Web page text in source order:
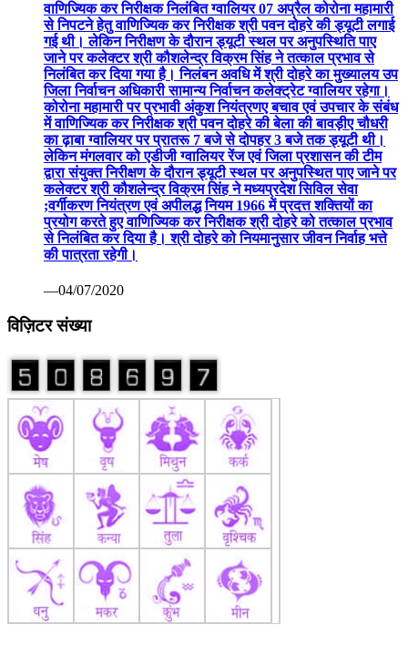
वाणिज्यिक कर निरीक्षक निलंबित ग्वालियर 07 अप्रैल कोरोना महामारी
से निपटने हेतु वाणिज्यिक कर निरीक्षक श्री पवन दोहरे की ड्यूटी लगाई
गई थी। लेकिन निरीक्षण के दौरान ड्यूटी स्थल पर अनुपस्थिति पाए
जाने पर कलेक्टर श्री कौशलेन्द्र विक्रम सिंह ने तत्काल प्रभाव से
निलंबित कर दिया गया है। निलंबन अवधि में श्री दोहरे का मुख्यालय उप
जिला निर्वाचन अधिकारी सामान्य निर्वाचन कलेक्ट्रेट ग्वालियर रहेगा।
कोरोना महामारी पर प्रभावी अंकुश नियंत्रणए बचाव एवं उपचार के संबंध
में वाणिज्यिक कर निरीक्षक श्री पवन दोहरे की बेला की बावड़ीए चौधरी
का ढ़ाबा ग्वालियर पर प्रातरू 7 बजे से दोपहर 3 बजे तक ड्यूटी थी।
लेकिन मंगलवार को एडीजी ग्वालियर रेंज एवं जिला प्रशासन की टीम
द्वारा संयुक्त निरीक्षण के दौरान ड्यूटी स्थल पर अनुपस्थित पाए जाने पर
कलेक्टर श्री कौशलेन्द्र विक्रम सिंह ने मध्यप्रदेश सिविल सेवा
;वर्गीकरण नियंत्रण एवं अपीलद्ध नियम 1966 में प्रदत्त शक्तियों का
प्रयोग करते हुए वाणिज्यिक कर निरीक्षक श्री दोहरे को तत्काल प्रभाव
से निलंबित कर दिया है। श्री दोहरे को नियमानुसार जीवन निर्वाह भत्ते
की पात्रता रहेगी।
—04/07/2020
विज़िटर संख्या